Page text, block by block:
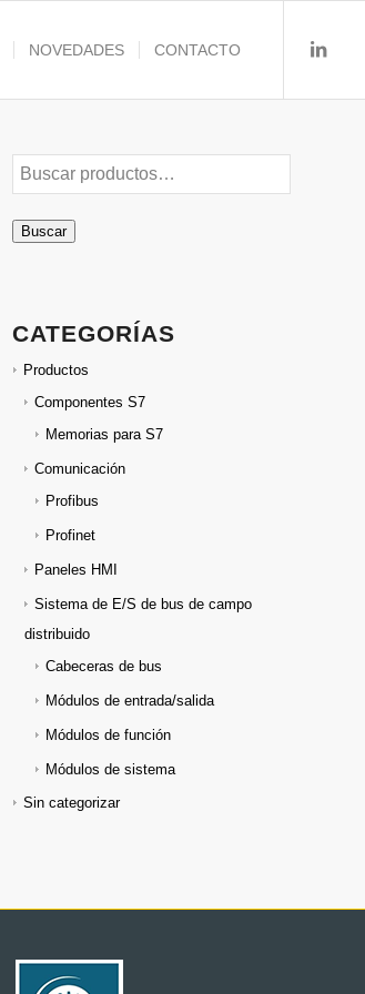
NOVEDADES CONTACTO
Buscar
CATEGORÍAS
Productos
Componentes S7
Memorias para S7
Comunicación
Profibus
Profinet
Paneles HMI
Sistema de E/S de bus de campo
distribuido
Cabeceras de bus
Módulos de entrada/salida
Módulos de función
Módulos de sistema
Sin categorizar